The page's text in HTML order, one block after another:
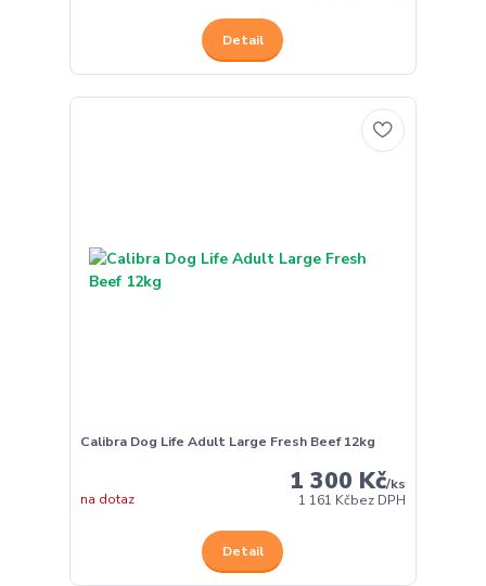
Detail
Calibra Dog Life Adult Large Fresh Beef 12kg
1 300 Kč/ks
1 161 Kčbez DPH
na dotaz
Detail